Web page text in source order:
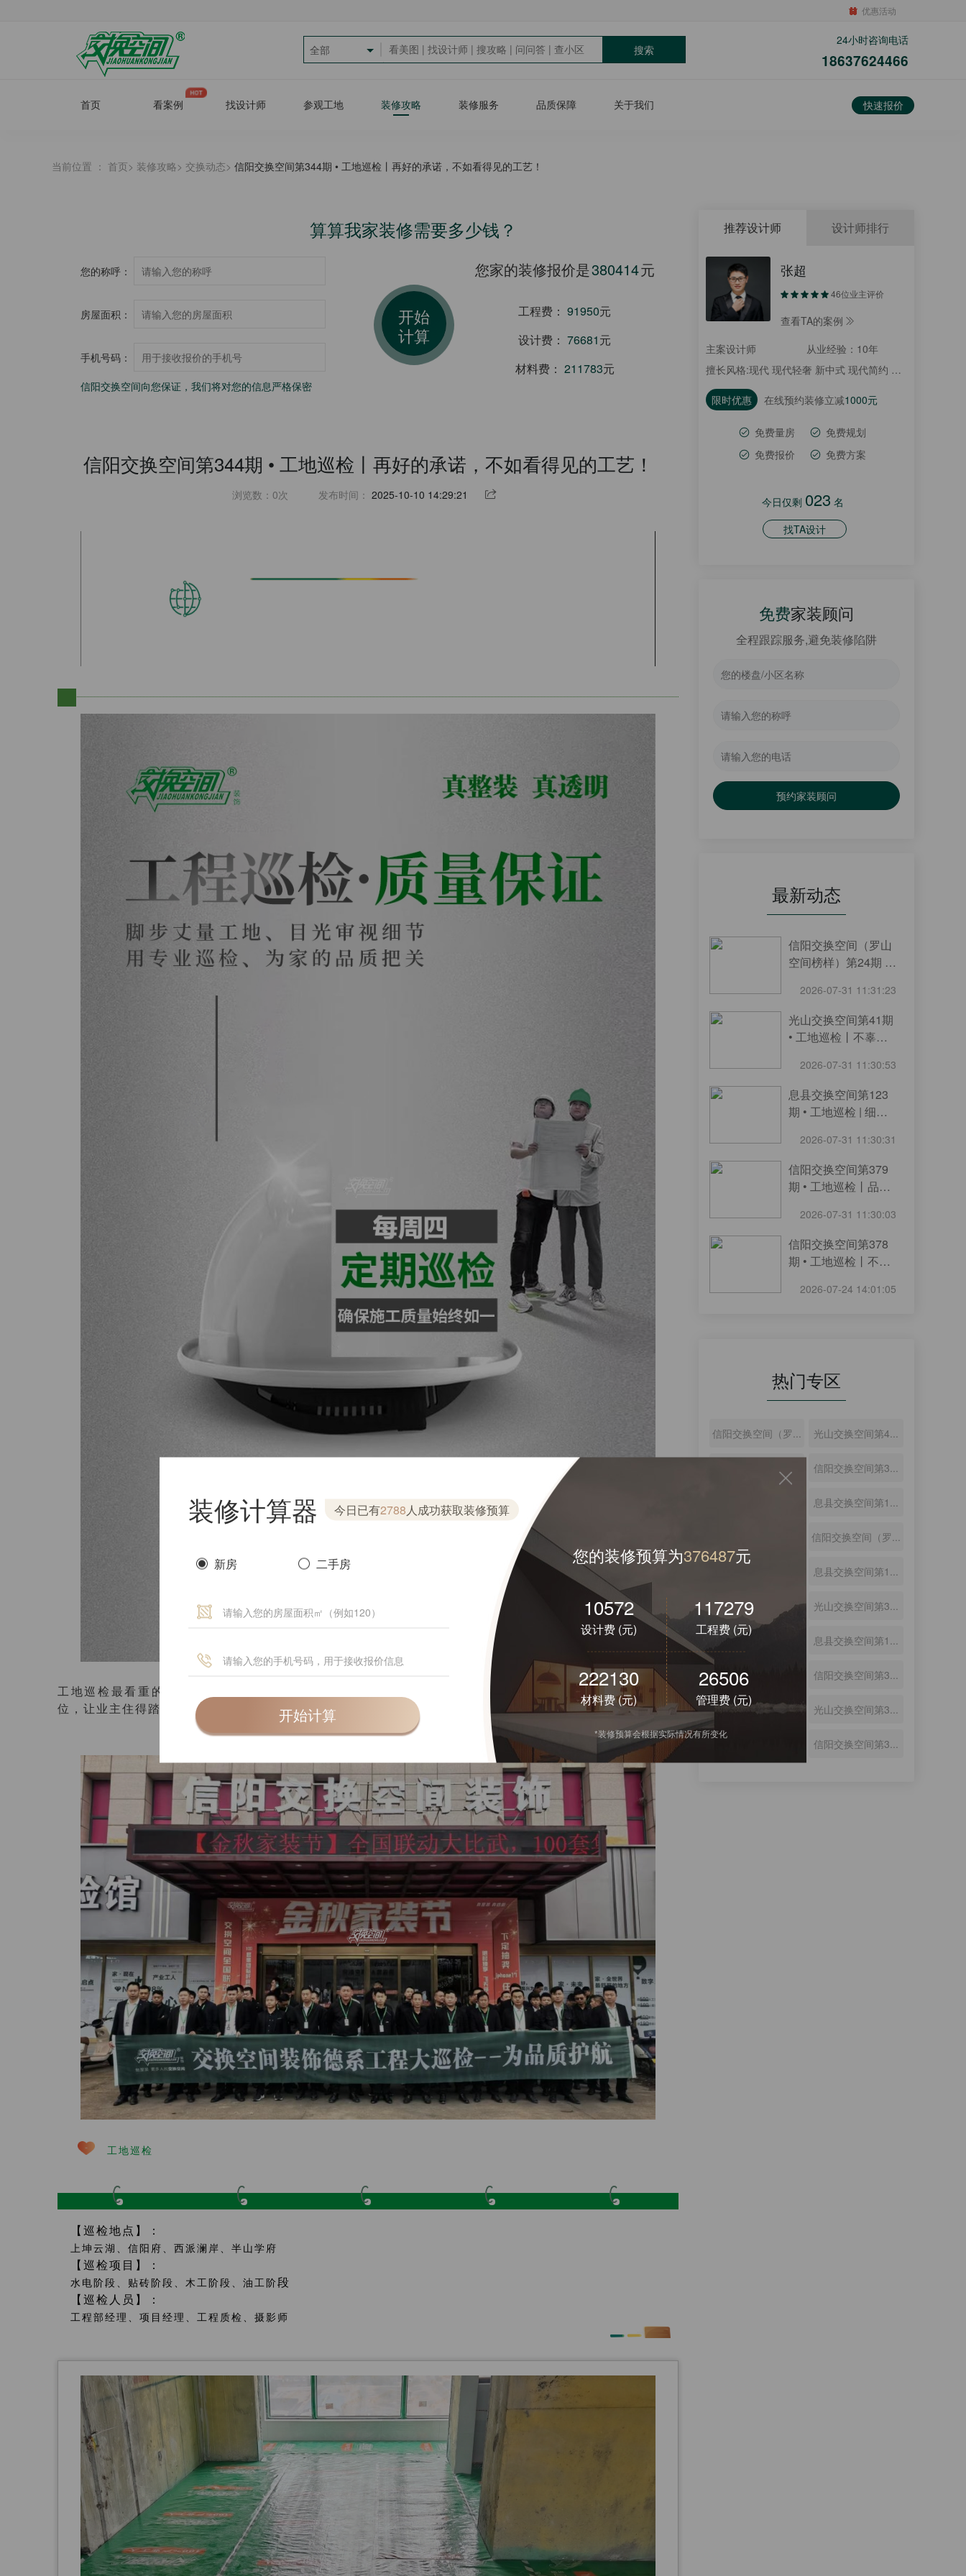
优惠活动
全部 搜索
24小时咨询电话
18637624466
首页 看案例 找设计师 参观工地 装修攻略 装修服务 品质保障 关于我们 快速报价
当前位置 ： 首页> 装修攻略> 交换动态> 信阳交换空间第344期 • 工地巡检丨再好的承诺，不如看得见的工艺！
算算我家装修需要多少钱？
您的称呼：
房屋面积：
手机号码：
信阳交换空间向您保证，我们将对您的信息严格保密
开始
计算
您家的装修报价是353400元
工程费： 88829元
设计费： 81586元
材料费： 182985元
信阳交换空间第344期 • 工地巡检丨再好的承诺，不如看得见的工艺！
浏览数： 0次 发布时间： 2025-10-10 14:29:21
工地巡检最看重的从不是表面好看，而是每一道隐蔽工程， 每一根管线都铺得规范，每一个接头都处理到
位，让业主住得踏实才是根本。
工地巡检丨我们一直在路上
工地巡检
【巡检地点】：
上坤云湖、信阳府、西派澜岸、半山学府
【巡检项目】：
水电阶段、贴砖阶段、木工阶段、油工阶段
【巡检人员】：
工程部经理、项目经理、工程质检、摄影师
推荐设计师 设计师排行
张超
46位业主评价
查看TA的案例
主案设计师
从业经验：10年
擅长风格:现代 现代轻奢 新中式 现代简约 美式
限时优惠 在线预约装修立减1000元
免费量房
免费规划
免费报价
免费方案
今日仅剩 023 名
找TA设计
免费家装顾问
全程跟踪服务,避免装修陷阱
预约家装顾问
最新动态
信阳交换空间（罗山
空间榜样）第24期 •
准！
2026-07-31 11:31:23
光山交换空间第41期
• 工地巡检丨不辜负
2026-07-31 11:30:53
息县交换空间第123
期 • 工地巡检 | 细节
2026-07-31 11:30:31
信阳交换空间第379
期 • 工地巡检丨品质
2026-07-31 11:30:03
信阳交换空间第378
期 • 工地巡检丨不走
2026-07-24 14:01:05
热门专区
信阳交换空间（罗... 光山交换空间第4...
信阳交换空间第3...
息县交换空间第1...
信阳交换空间（罗...
息县交换空间第1...
光山交换空间第3... 光山交换空间第3...
信阳交换空间第3... 息县交换空间第1...
赴行业盛会 悟人... 信阳交换空间第3...
息县交换空间第1... 光山交换空间第3...
信阳交换空间（罗... 信阳交换空间第3...
装修计算器 今日已有2788 人成功获取装修预算
新房 二手房
开始计算
您的装修预算为339098元
10728
设计费 (元)
92238
工程费 (元)
214178
材料费 (元)
21954
管理费 (元)
*装修预算会根据实际情况有所变化